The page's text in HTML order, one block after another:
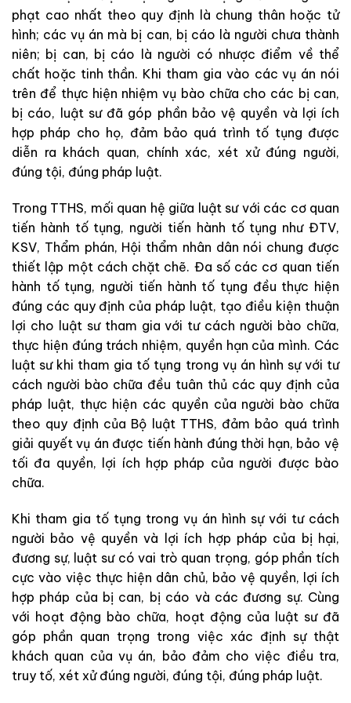
phạt cao nhất theo quy định là chung thân hoặc tử
hình; các vụ án mà bị can, bị cáo là người chưa thành
niên; bị can, bị cáo là người có nhược điểm về thể
chất hoặc tinh thần. Khi tham gia vào các vụ án nói
trên để thực hiện nhiệm vụ bào chữa cho các bị can,
bị cáo, luật sư đã góp phần bảo vệ quyền và lợi ích
hợp pháp cho họ, đảm bảo quá trình tố tụng được
diễn ra khách quan, chính xác, xét xử đúng người,
đúng tội, đúng pháp luật.
Trong TTHS, mối quan hệ giữa luật sư với các cơ quan
tiến hành tố tụng, người tiến hành tố tụng như ĐTV,
KSV, Thẩm phán, Hội thẩm nhân dân nói chung được
thiết lập một cách chặt chẽ. Đa số các cơ quan tiến
hành tố tụng, người tiến hành tố tụng đều thực hiện
đúng các quy định của pháp luật, tạo điều kiện thuận
lợi cho luật sư tham gia với tư cách người bào chữa,
thực hiện đúng trách nhiệm, quyền hạn của mình. Các
luật sư khi tham gia tố tụng trong vụ án hình sự với tư
cách người bào chữa đều tuân thủ các quy định của
pháp luật, thực hiện các quyền của người bào chữa
theo quy định của Bộ luật TTHS, đảm bảo quá trình
giải quyết vụ án được tiến hành đúng thời hạn, bảo vệ
tối đa quyền, lợi ích hợp pháp của người được bào
chữa.
Khi tham gia tố tụng trong vụ án hình sự với tư cách
người bảo vệ quyền và lợi ích hợp pháp của bị hại,
đương sự, luật sư có vai trò quan trọng, góp phần tích
cực vào việc thực hiện dân chủ, bảo vệ quyền, lợi ích
hợp pháp của bị can, bị cáo và các đương sự. Cùng
với hoạt động bào chữa, hoạt động của luật sư đã
góp phần quan trọng trong việc xác định sự thật
khách quan của vụ án, bảo đảm cho việc điều tra,
truy tố, xét xử đúng người, đúng tội, đúng pháp luật.